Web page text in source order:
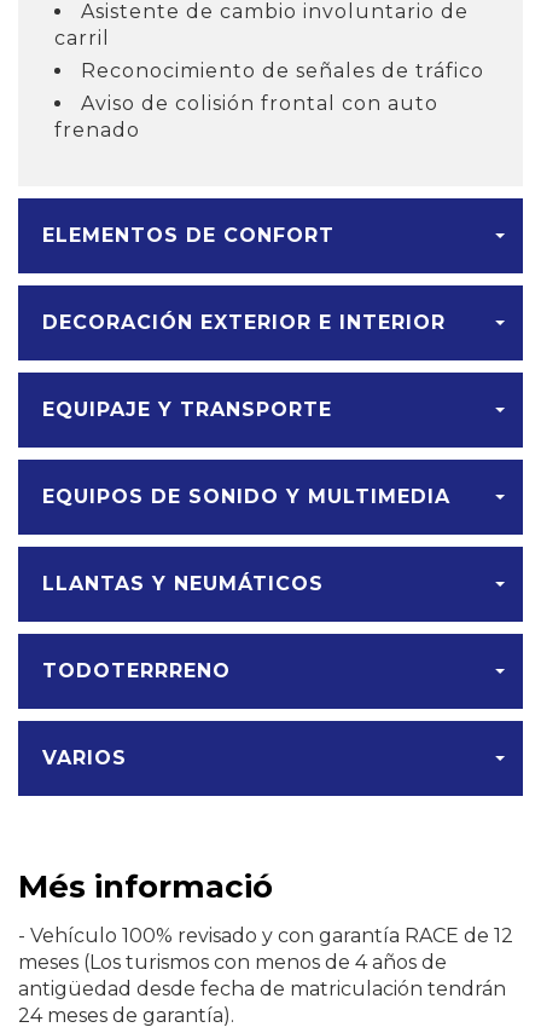
Asistente de cambio involuntario de
carril
Reconocimiento de señales de tráfico
Aviso de colisión frontal con auto
frenado
ELEMENTOS DE CONFORT
DECORACIÓN EXTERIOR E INTERIOR
EQUIPAJE Y TRANSPORTE
EQUIPOS DE SONIDO Y MULTIMEDIA
LLANTAS Y NEUMÁTICOS
TODOTERRRENO
VARIOS
Més informació
- Vehículo 100% revisado y con garantía RACE de 12
meses (Los turismos con menos de 4 años de
antigüedad desde fecha de matriculación tendrán
24 meses de garantía).